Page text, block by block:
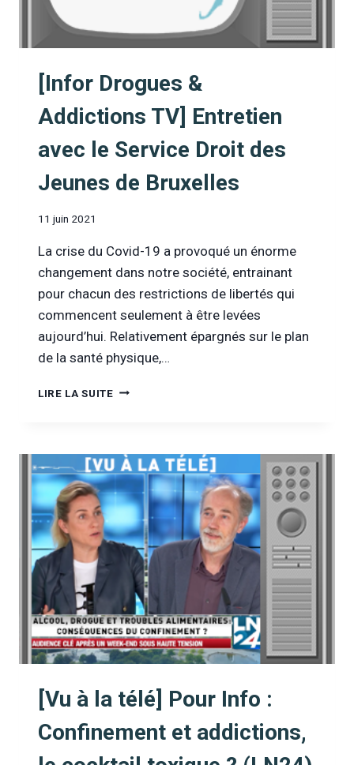
[Infor Drogues &
Addictions TV] Entretien
avec le Service Droit des
Jeunes de Bruxelles
11 juin 2021
La crise du Covid-19 a provoqué un énorme
changement dans notre société, entrainant
pour chacun des restrictions de libertés qui
commencent seulement à être levées
aujourd’hui. Relativement épargnés sur le plan
de la santé physique,…
LIRE LA SUITE[INFOR
TV]
ENTRETIEN
AVEC
LE
SERVICE
DROIT
DES
JEUNES
BRUXELLES
[Vu à la télé] Pour Info :
Confinement et addictions,